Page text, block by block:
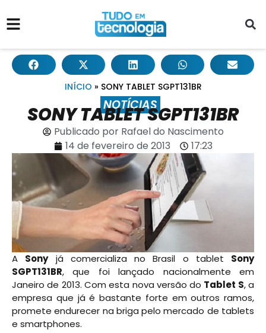
INÍCIO » SONY TABLET SGPT131BR
NOTÍCIAS
SONY TABLET SGPT131BR
Publicado porRafael do Nascimento
14 de fevereiro de 2013
17:23
A Sonyjá comercializa no Brasil o tablet Sony
SGPT131BR, que foi lançado nacionalmente em
Janeiro de 2013. Com esta nova versão do Tablet S, a
empresa que já é bastante forte em outros ramos,
promete endurecer na briga pelo mercado de tablets
e smartphones.